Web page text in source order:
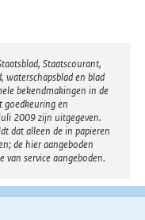
Staatscourant,
waterschapsblad en blad
bekendmakingen in de
goedkeuring en
2009 zijn uitgegeven.
dat alleen de in papieren
de hier aangeboden
van service aangeboden.